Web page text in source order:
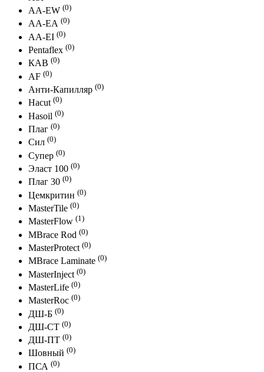
АА-EW (0)
АА-ЕА (0)
АА-EI (0)
Pentaflex (0)
КАВ (0)
AF (0)
Анти-Капилляр (0)
Hacut (0)
Hasoil (0)
Плаг (0)
Сил (0)
Супер (0)
Эласт 100 (0)
Плаг 30 (0)
Цемкритин (0)
MasterTile (0)
MasterFlow (1)
MBrace Rod (0)
MasterProtect (0)
MBrace Laminate (0)
MasterInject (0)
MasterLife (0)
MasterRoc (0)
ДШ-Б (0)
ДШ-СТ (0)
ДШ-ПТ (0)
Шовный (0)
ПСА (0)